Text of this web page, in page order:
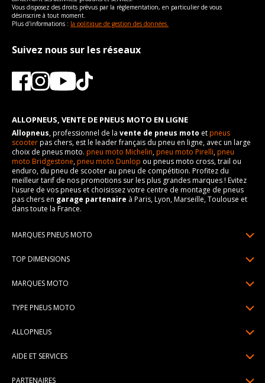
Vous disposez des droits prévus par la règlementation, en particulier de vous
désinscrire à tout moment.
Plus d'informations : la politique de gestion des données.
Suivez nous sur les réseaux
ALLOPNEUS, VENTE DE PNEUS MOTO EN LIGNE
Allopneus, professionnel de la vente de pneus moto etpneus
scooterpas chers, est le leader français du pneu en ligne, avec un large
choix de pneus moto. pneu moto Michelin,pneu moto Pirelli,pneu
moto Bridgestone,pneu moto Dunlop ou pneus moto cross, trail ou
enduro, du pneu de scooter au pneu de compétition. Profitez du
meilleur tarif de nos promotions sur les plus grandes marques ! Evitez
l'usure de vos pneus et choisissez votre centre de montage de pneus
pas chers en garage partenaire à Paris, Lyon, Marseille, Toulouse et
dans toute la France.
MARQUES PNEUS MOTO
Pneus Continental
Pneus Metzeler
Pneus Mitas
TOP DIMENSIONS
150/70R17
180/55R17
190/55R17
MARQUES MOTO
Pneus Kawasaki
TYPE PNEUS MOTO
Pneus moto trail
ALLOPNEUS
AIDE ET SERVICES
PARTENAIRES